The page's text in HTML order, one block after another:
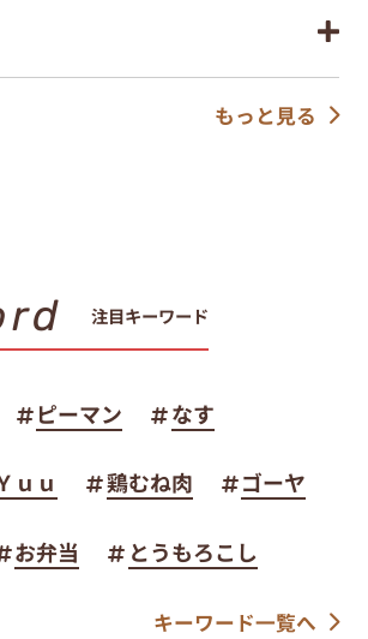
もっと見る
注目キーワード
ピーマン なす
ｕｕ 鶏むね肉 ゴーヤ
お弁当 とうもろこし
キーワード一覧へ